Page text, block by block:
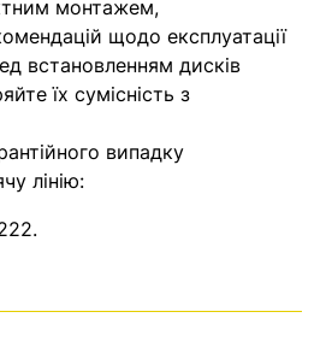
монтажем,
щодо експлуатації
встановленням дисків
їх сумісність з
випадку
лінію:
.